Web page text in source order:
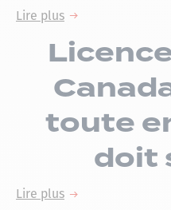
Lire plus
toute
doit
Lire plus